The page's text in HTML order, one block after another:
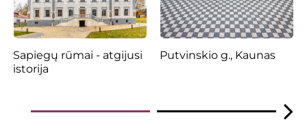
Sapiegų rūmai - atgijusi
istorija
Putvinskio g., Kaunas